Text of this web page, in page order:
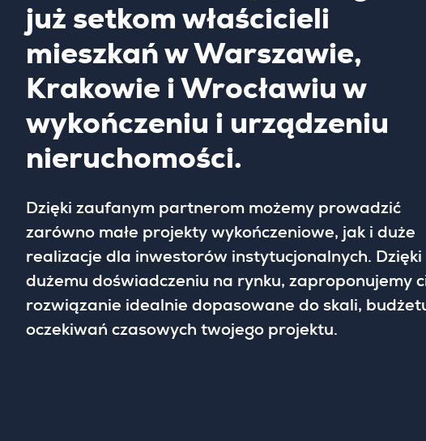
już setkom właścicieli
mieszkań w Warszawie,
Krakowie i Wrocławiu w
wykończeniu i urządzeniu
nieruchomości.
Dzięki zaufanym partnerom możemy prowadzić
zarówno małe projekty wykończeniowe, jak i duże
realizacje dla inwestorów instytucjonalnych. Dzięki
dużemu doświadczeniu na rynku, zaproponujemy
rozwiązanie idealnie dopasowane do skali,
oczekiwań czasowych twojego projektu.